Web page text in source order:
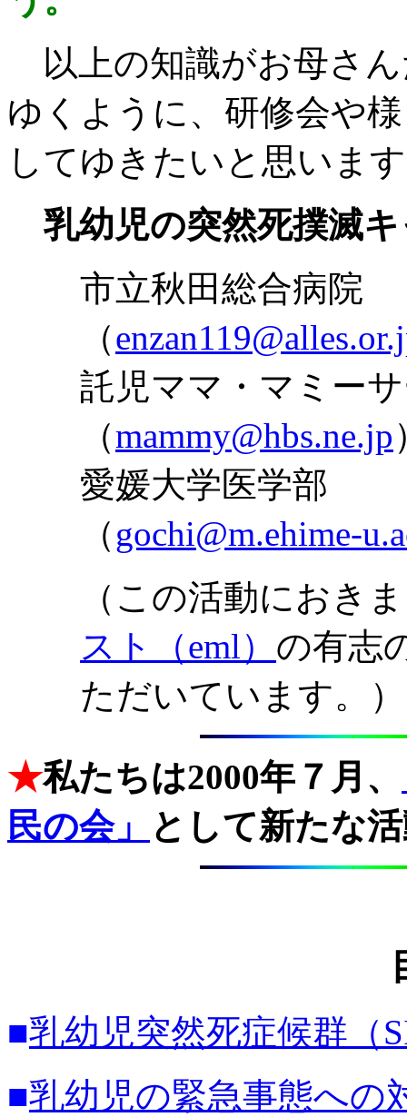
以上の知識がお母さ
ゆくように、研修会や
してゆきたいと思いま
乳幼児の突然死撲滅
市立秋田総
（
託児ママ・マミー
（mammy@hbs.ne.jp
愛媛大学
（gochi@m.ehime-
（この活動におき
スト（eml） の有志
ただいています。）
★私たちは2000年７月、
民の会」
として新たな
■乳幼児突然死症候群（
■乳幼児の緊急事態への